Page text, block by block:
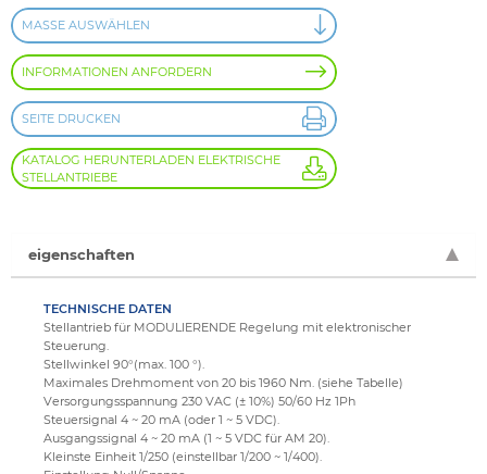
MASSE AUSWÄHLEN
INFORMATIONEN ANFORDERN
SEITE DRUCKEN
KATALOG HERUNTERLADEN ELEKTRISCHE
STELLANTRIEBE
eigenschaften
TECHNISCHE DATEN
Stellantrieb für MODULIERENDE Regelung mit elektronischer
Steuerung.
Stellwinkel 90°(max. 100 °).
Maximales Drehmoment von 20 bis 1960 Nm. (siehe Tabelle)
Versorgungsspannung 230 VAC (± 10%) 50/60 Hz 1Ph
Steuersignal 4 ~ 20 mA (oder 1 ~ 5 VDC).
Ausgangssignal 4 ~ 20 mA (1 ~ 5 VDC für AM 20).
Kleinste Einheit 1/250 (einstellbar 1/200 ~ 1/400).